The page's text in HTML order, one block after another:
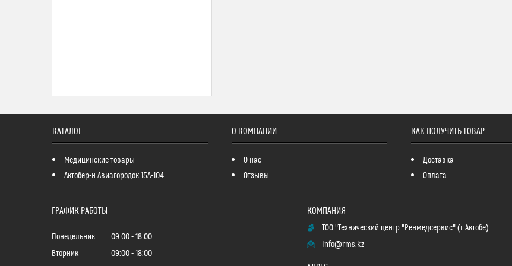
КАТАЛОГ
Медицинские товары
Актобер-н Авиагородок 15А-104
О КОМПАНИИ
О нас
Отзывы
КАК ПОЛУЧИТЬ ТОВАР
Доставка
Оплата
ГРАФИК РАБОТЫ
Понедельник 09:00
18:00
Вторник
09:00
18:00
ТОО "Технический центр "Ренмедсервис" (г.Актобе)
info@rms.kz